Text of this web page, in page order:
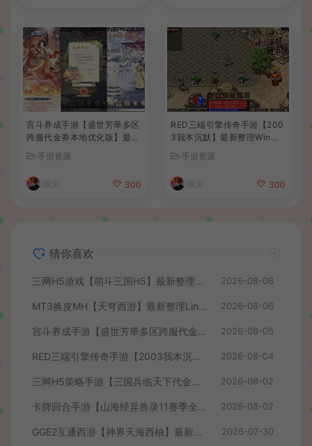
宫斗养成手游【盛世芳華多区
跨服代金券本地优化版】最新
手工服务端+CDK授权后台
+安卓+详细搭建教程
手游资源
波少 300
RED三端引擎传奇手游【200
3我本沉默】最新整理Win系
细搭建教程
手游资源
波少 300
猜你喜欢
三网H5游戏【萌斗三国H5】最新整理WIN系服务端+GM后台+详细搭建教程 2026-08-08
MT3换皮MH【天穹西游】最新整理Linux手工服务端+安卓苹果双端+GM后台+详细搭建教程+全套源码+视频教程 2026-08-06
宫斗养成手游【盛世芳華多区跨服代金券本地优化版】最新整理单机一键即玩端+Linux手工服务端+CDK授权后台+安卓+详细搭建教程 2026-08-05
RED三端引擎传奇手游【2003我本沉默】最新整理Win系服务端+安卓苹果PC三端+详细搭建教程 2026-08-04
三网H5策略手游【三国兵临天下代金券内购七合修复版】最新整理单机一键即玩镜像端+Linux手工服务端+管理后台+GM授权后台+简易安卓客户端+详细搭建教程+视频教程 2026-08-02
卡牌回合手游【山海经异兽录11赛季全人物代金券内购版】最新整理WIN系服务端+授权GM后台+管理后台+热更修改工具+安卓+详细搭建教程 2026-08-02
GGE2互通西游【神界天海西柚】最新整理Win系服务端+安卓苹果PC三端+内置GM工具+全套源码+详细搭建教程+视频教程 2026-07-30